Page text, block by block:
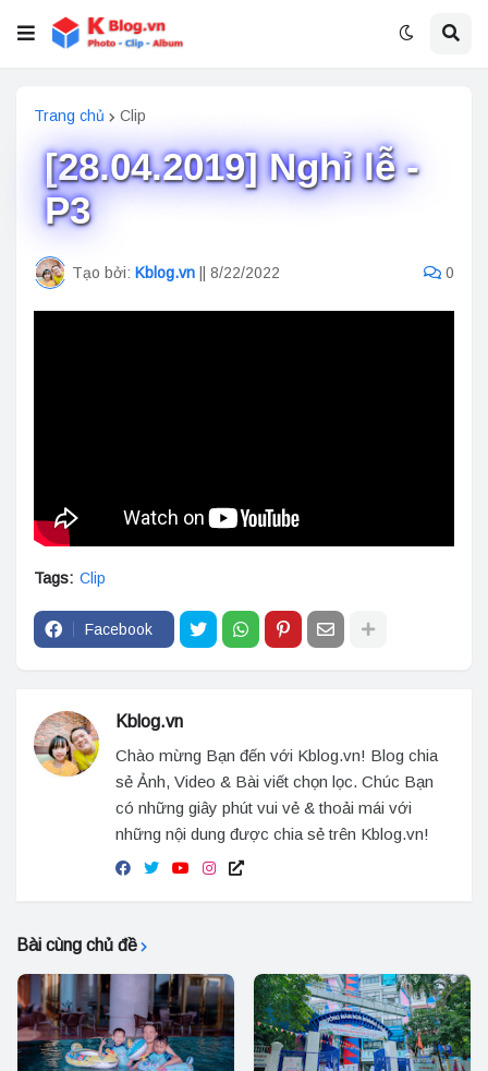
Trang chủ Clip
[28.04.2019] Nghỉ lễ -
P3
Tạo bởi: Kblog.vn || 8/22/2022 0
Tags: Clip
Facebook
Kblog.vn
Chào mừng Bạn đến với Kblog.vn! Blog chia
sẻ Ảnh, Video & Bài viết chọn lọc. Chúc Bạn
có những giây phút vui vẻ & thoải mái với
những nội dung được chia sẻ trên Kblog.vn!
Bài cùng chủ đề